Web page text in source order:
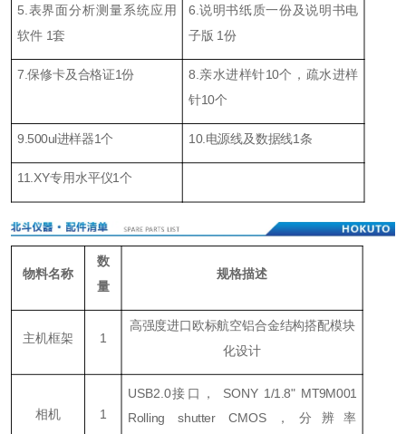
5.表界面分析测量系统应用
软件 1套
6.说明书纸质一份及说明书电
子版 1份
7.保修卡及合格证1份
8.亲水进样针10个，疏水进样
针10个
9.500ul进样器1个 10.电源线及数据线1条
11.XY专用水平仪1个
物料名称
数
量
规格描述
主机框架 1
高强度进口欧标航空铝合金结构搭配模块
化设计
相机 1
USB2.0接口， SONY 1/1.8" MT9M001
Rolling shutter CMOS，分辨率